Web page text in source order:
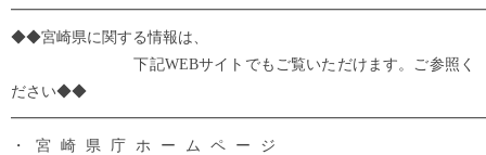
◆◆宮崎県に関する情報は、
下記WEBサイトでもご覧いただけます。ご参照く
ださい◆◆
・宮崎県庁ホームページ